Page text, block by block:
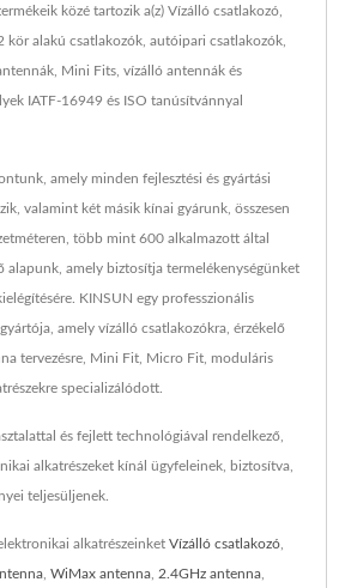
közé tartozik a(z) Vízálló csatlakozó,
kör alakú csatlakozók, autóipari csatlakozók,
Mini Fits, vízálló antennák és
IATF-16949 és ISO tanúsítvánnyal
amely minden fejlesztési és gyártási
valamint két másik kínai gyárunk, összesen
több mint 600 alkalmazott által
alapunk, amely biztosítja termelékenységünket
KINSUN egy professzionális
amely vízálló csatlakozókra, érzékelő
tervezésre, Mini Fit, Micro Fit, moduláris
specializálódott.
és fejlett technológiával rendelkező,
alkatrészeket kínál ügyfeleinek, biztosítva,
teljesüljenek.
alkatrészeinket Vízálló csatlakozó
WiMax antenna 2.4GHz antenna